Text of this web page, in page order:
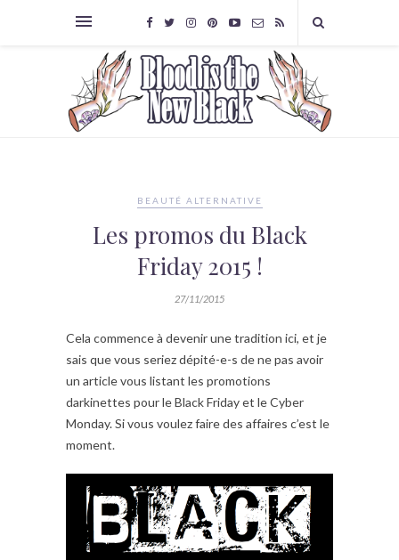
BEAUTÉ ALTERNATIVE
Les promos du Black
Friday 2015 !
27/11/2015
Cela commence à devenir une tradition ici, et je
sais que vous seriez dépité-e-s de ne pas avoir
un article vous listant les promotions
darkinettes pour le Black Friday et le Cyber
Monday. Si vous voulez faire des affaires c’est le
moment.